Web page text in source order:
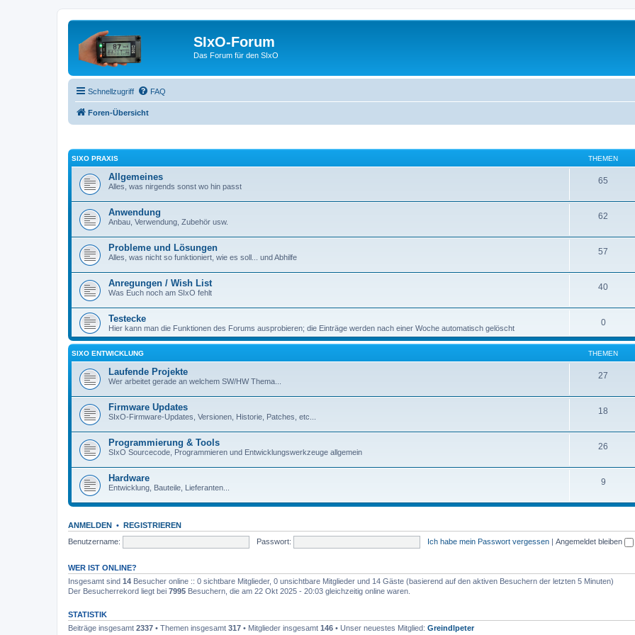
SIxO-Forum
Das Forum für den SIxO
Schnellzugriff FAQ
Foren-Übersicht
SIXO PRAXIS THEMEN
Allgemeines
Alles, was nirgends sonst wo hin passt
65
Anwendung
Anbau, Verwendung, Zubehör usw.
62
Probleme und Lösungen
Alles, was nicht so funktioniert, wie es soll... und Abhilfe
57
Anregungen / Wish List
Was Euch noch am SIxO fehlt
40
Testecke
Hier kann man die Funktionen des Forums ausprobieren; die Einträge werden nach einer Woche automatisch gelöscht
0
SIXO ENTWICKLUNG THEMEN
Laufende Projekte
Wer arbeitet gerade an welchem SW/HW Thema...
27
Firmware Updates
SIxO-Firmware-Updates, Versionen, Historie, Patches, etc...
18
Programmierung & Tools
SIxO Sourcecode, Programmieren und Entwicklungswerkzeuge allgemein
26
Hardware
Entwicklung, Bauteile, Lieferanten...
9
ANMELDEN • REGISTRIEREN
Benutzername:
Passwort: Ich habe mein Passwort vergessen | Angemeldet bleiben
WER IST ONLINE?
Insgesamt sind 14 Besucher online :: 0 sichtbare Mitglieder, 0 unsichtbare Mitglieder und 14 Gäste (basierend auf den aktiven Besuchern der letzten 5 Minuten)
Der Besucherrekord liegt bei 7995 Besuchern, die am 22 Okt 2025 - 20:03 gleichzeitig online waren.
STATISTIK
Beiträge insgesamt 2337 • Themen insgesamt 317 • Mitglieder insgesamt 146 • Unser neuestes Mitglied: Greindlpeter